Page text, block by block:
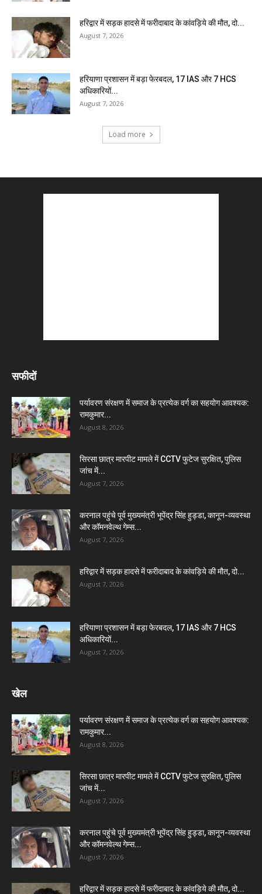
हरिद्वार में सड़क हादसे में फरीदाबाद के कांवड़िये की मौत, दो...
August 7, 2026
हरियाणा प्रशासन में बड़ा फेरबदल, 17 IAS और 7 HCS
अधिकारियों...
August 7, 2026
Load more
सफीदों
पर्यावरण संरक्षण में समाज के प्रत्येक वर्ग का सहयोग आवश्यक:
रामकुमार...
August 8, 2026
सिरसा छात्र मारपीट मामले में CCTV फुटेज सुरक्षित, पुलिस
जांच में...
August 7, 2026
करनाल पहुंचे पूर्व मुख्यमंत्री भूपेंद्र सिंह हुड्डा, कानून-व्यवस्था
और कॉमनवेल्थ गेम्स...
August 7, 2026
हरिद्वार में सड़क हादसे में फरीदाबाद के कांवड़िये की मौत, दो...
August 7, 2026
हरियाणा प्रशासन में बड़ा फेरबदल, 17 IAS और 7 HCS
अधिकारियों...
August 7, 2026
खेल
पर्यावरण संरक्षण में समाज के प्रत्येक वर्ग का सहयोग आवश्यक:
रामकुमार...
August 8, 2026
सिरसा छात्र मारपीट मामले में CCTV फुटेज सुरक्षित, पुलिस
जांच में...
August 7, 2026
करनाल पहुंचे पूर्व मुख्यमंत्री भूपेंद्र सिंह हुड्डा, कानून-व्यवस्था
और कॉमनवेल्थ गेम्स...
August 7, 2026
हरिद्वार में सड़क हादसे में फरीदाबाद के कांवड़िये की मौत, दो...